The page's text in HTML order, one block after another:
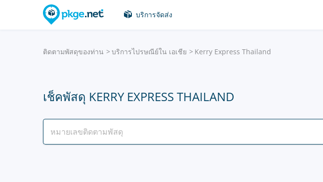
บริการจัดส่ง
ติดตามพัสดุของท่าน บริการไปรษณีย์ใน เอเชีย Kerry Express Thailand
เช็คพัสดุ KERRY EXPRESS THAILAND